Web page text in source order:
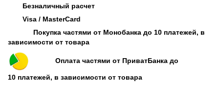
Безналичный расчет
Visa / MasterCard
Покупка частями от Монобанка до 10 платежей, в
зависимости от товара
Оплата частями от ПриватБанка до
10 платежей, в зависимости от товара